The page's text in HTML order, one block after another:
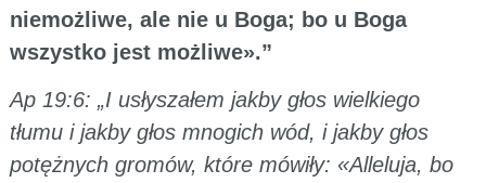
niemożliwe, ale nie u Boga; bo u Boga
wszystko jest możliwe».”
Ap 19:6: „I usłyszałem jakby głos wielkiego
tłumu i jakby głos mnogich wód, i jakby głos
potężnych gromów, które mówiły: «Alleluja, bo